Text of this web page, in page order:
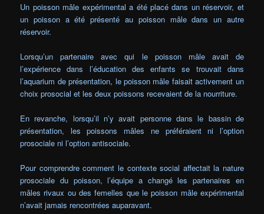
Un poisson mâle expérimental a été placé dans un réservoir, et
un poisson a été présenté au poisson mâle dans un autre
réservoir.
Lorsqu’un partenaire avec qui le poisson mâle avait de
l’expérience dans l’éducation des enfants se trouvait dans
l’aquarium de présentation, le poisson mâle faisait activement un
choix prosocial et les deux poissons recevaient de la nourriture.
En revanche, lorsqu’il n’y avait personne dans le bassin de
présentation, les poissons mâles ne préféraient ni l’option
prosociale ni l’option antisociale.
Pour comprendre comment le contexte social affectait la nature
prosociale du poisson, l’équipe a changé les partenaires en
mâles rivaux ou des femelles que le poisson mâle expérimental
n’avait jamais rencontrées auparavant.